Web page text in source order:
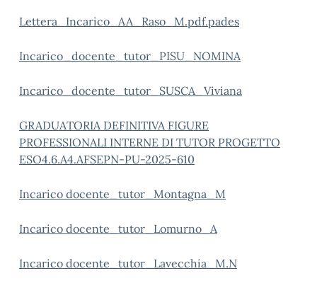
Lettera_Incarico_AA_Raso_M.pdf.pades
Incarico_docente_tutor_PISU_NOMINA
Incarico_docente_tutor_SUSCA_Viviana
GRADUATORIA DEFINITIVA FIGURE
PROFESSIONALI INTERNE DI TUTOR PROGETTO
ESO4.6.A4.AFSEPN-PU-2025-610
Incarico docente_tutor_Montagna_M
Incarico docente_tutor_Lomurno_A
Incarico docente_tutor_Lavecchia_M.N